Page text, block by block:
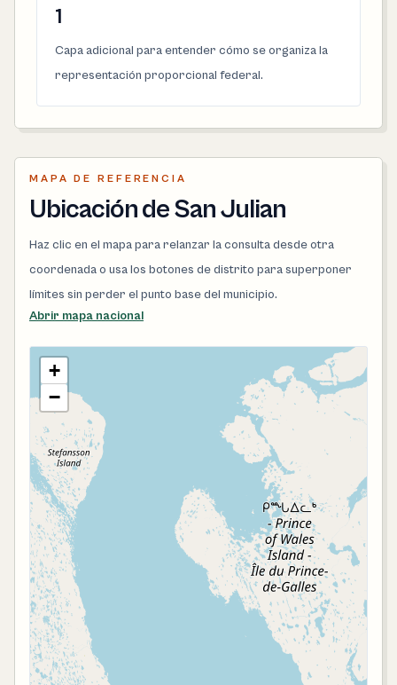
1
Capa adicional para entender cómo se organiza la
representación proporcional federal.
MAPA DE REFERENCIA
Ubicación de San Julian
Haz clic en el mapa para relanzar la consulta desde otra
coordenada o usa los botones de distrito para superponer
límites sin perder el punto base del municipio.
Abrir mapa nacional
+
−